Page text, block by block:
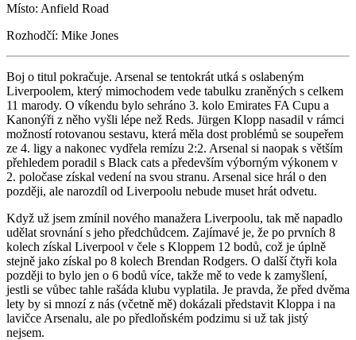
Mí­sto: Anfield Road
Rozhodčí: Mike Jones
Boj o titul pokračuje. Arsenal se tentokrát utká s oslabeným
Liverpoolem, který mimochodem vede tabulku zraněných s celkem
11 marody. O víkendu bylo sehráno 3. kolo Emirates FA Cupu a
Kanonýři z něho vyšli lépe než Reds. Jürgen Klopp nasadil v rámci
možností rotovanou sestavu, která měla dost problémů se soupeřem
ze 4. ligy a nakonec vydřela remízu 2:2. Arsenal si naopak s větším
přehledem poradil s Black cats a především výborným výkonem v
2. poločase získal vedení na svou stranu. Arsenal sice hrál o den
později, ale narozdíl od Liverpoolu nebude muset hrát odvetu.
Když už jsem zmínil nového manažera Liverpoolu, tak mě napadlo
udělat srovnání s jeho předchůdcem. Zajímavé je, že po prvních 8
kolech získal Liverpool v čele s Kloppem 12 bodů, což je úplně
stejně jako získal po 8 kolech Brendan Rodgers. O další čtyři kola
později to bylo jen o 6 bodů více, takže mě to vede k zamyšlení,
jestli se vůbec tahle rašáda klubu vyplatila. Je pravda, že před dvěma
lety by si mnozí z nás (včetně mě) dokázali představit Kloppa i na
lavičce Arsenalu, ale po předloňském podzimu si už tak jistý
nejsem.